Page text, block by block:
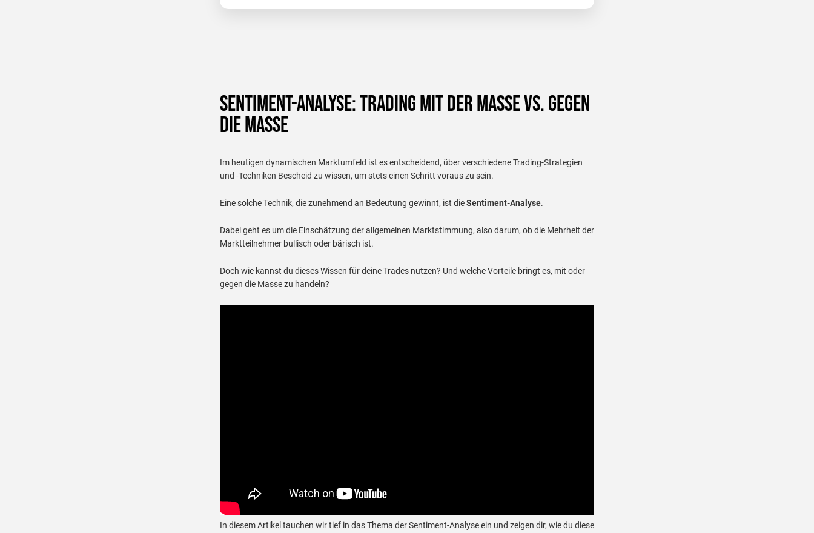
Sentiment-Analyse: Trading mit der Masse vs. gegen
die Masse
Im heutigen dynamischen Marktumfeld ist es entscheidend, über verschiedene Trading-Strategien
und -Techniken Bescheid zu wissen, um stets einen Schritt voraus zu sein.
Eine solche Technik, die zunehmend an Bedeutung gewinnt, ist dieSentiment-Analyse.
Dabei geht es um die Einschätzung der allgemeinen Marktstimmung, also darum, ob die Mehrheit der
Marktteilnehmer bullisch oder bärisch ist.
Doch wie kannst du dieses Wissen für deine Trades nutzen? Und welche Vorteile bringt es, mit oder
gegen die Masse zu handeln?
In diesem Artikel tauchen wir tief in das Thema der Sentiment-Analyse ein und zeigen dir, wie du diese